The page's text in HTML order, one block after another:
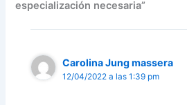
especialización necesaria”
Carolina Jung massera
12/04/2022 a las 1:39 pm